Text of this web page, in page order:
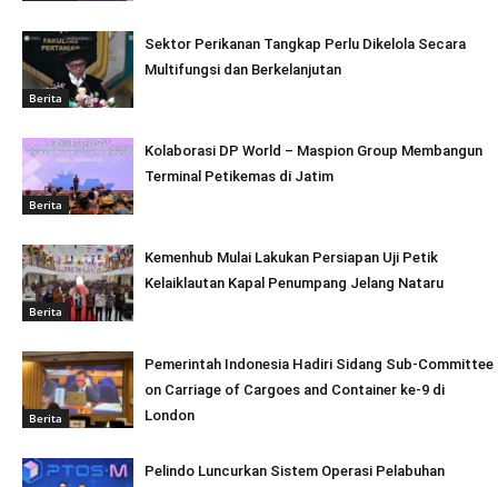
Berita
Sektor Perikanan Tangkap Perlu Dikelola Secara
Multifungsi dan Berkelanjutan
Berita
Kolaborasi DP World – Maspion Group Membangun
Terminal Petikemas di Jatim
Berita
Kemenhub Mulai Lakukan Persiapan Uji Petik
Kelaiklautan Kapal Penumpang Jelang Nataru
Berita
Pemerintah Indonesia Hadiri Sidang Sub-Committee
on Carriage of Cargoes and Container ke-9 di
London
Pelindo Luncurkan Sistem Operasi Pelabuhan